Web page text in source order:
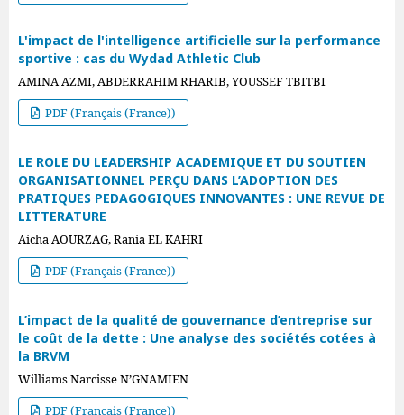
L'impact de l'intelligence artificielle sur la performance
sportive : cas du Wydad Athletic Club
AMINA AZMI, ABDERRAHIM RHARIB, YOUSSEF TBITBI
PDF (Français (France))
LE ROLE DU LEADERSHIP ACADEMIQUE ET DU SOUTIEN
ORGANISATIONNEL PERÇU DANS L’ADOPTION DES
PRATIQUES PEDAGOGIQUES INNOVANTES : UNE REVUE DE
LITTERATURE
Aicha AOURZAG, Rania EL KAHRI
PDF (Français (France))
L’impact de la qualité de gouvernance d’entreprise sur
le coût de la dette : Une analyse des sociétés cotées à
la BRVM
Williams Narcisse N’GNAMIEN
PDF (Français (France))